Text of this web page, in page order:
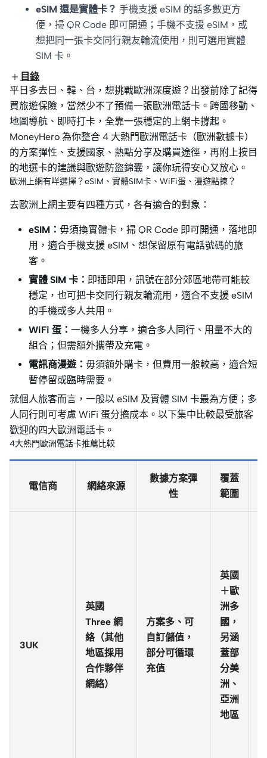
eSIM 還是實體卡？ 手機支援 eSIM 的話多數更方
便，掃 QR Code 即可開通；手機不支援 eSIM，或
想把同一張卡交同行親友輪流使用，則可選用實體
SIM 卡。
目錄
平日多去日、韓、台，想挑戰歐洲深度遊？出發前除了記得
買旅遊保險，當然少不了預備一張歐洲電話卡。跨國移動、
地圖導航、即時打卡，全靠一張穩定的上網卡撐起。
MoneyHero 為你整合 4 大熱門歐洲電話卡（歐洲數據卡）
的方案彈性、支援國家、熱點分享及購買途徑，再附上按目
的地選卡的建議與歐遊防盜錦囊，讓你玩得安心又放心。
歐洲上網有咩選擇？eSIM、實體SIM卡、WiFi蛋、漫遊點揀？
去歐洲上網主要有四種方式，各有適合的對象：
eSIM： 毋須換實體卡，掃 QR Code 即可開通，落地即
用，適合手機支援 eSIM、想保留原有電話號碼的旅
客。
實體 SIM 卡： 即插即用，訊號在部分郊區地帶可能較
穩定，也可把卡交同行親友輪流用，適合不支援 eSIM
的手機或多人共用。
WiFi 蛋： 一機多人分享，適合多人同行、用量不大的
組合；但需額外攜帶及充電。
電訊商漫遊： 毋須額外購卡，但費用一般較高，適合短
暫停留或臨時需要。
就個人旅客而言，一般以 eSIM 及實體 SIM 卡最為方便；多
人同行則可考慮 WiFi 蛋分擔成本。以下集中比較最受旅客
歡迎的四大歐洲電話卡。
4大熱門歐洲電話卡推薦比較
電信商 網絡來源
數據方案彈
性
覆蓋
範圍
3UK
英國
Three 網
絡（其他
地區採用
合作夥伴
網絡）
方案多、可
自訂儲值，
部分可循環
充值
英國
＋歐
洲多
國，
另涵
蓋部
分美
洲、
亞洲
地區